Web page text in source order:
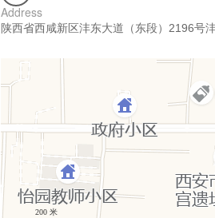
Address
陕西省西咸新区沣东大道（东段）2196号
200 米